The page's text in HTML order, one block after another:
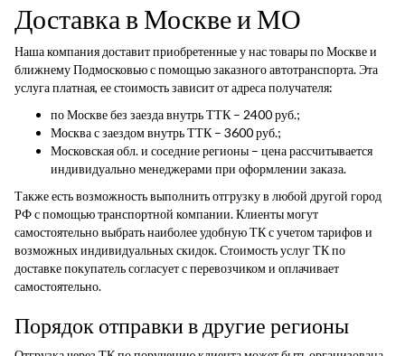
Доставка в Москве и МО
Наша компания доставит приобретенные у нас товары по Москве и
ближнему Подмосковью с помощью заказного автотранспорта. Эта
услуга платная, ее стоимость зависит от адреса получателя:
по Москве без заезда внутрь ТТК – 2400 руб.;
Москва с заездом внутрь ТТК – 3600 руб.;
Московская обл. и соседние регионы – цена рассчитывается
индивидуально менеджерами при оформлении заказа.
Также есть возможность выполнить отгрузку в любой другой город
РФ с помощью транспортной компании. Клиенты могут
самостоятельно выбрать наиболее удобную ТК с учетом тарифов и
возможных индивидуальных скидок. Стоимость услуг ТК по
доставке покупатель согласует с перевозчиком и оплачивает
самостоятельно.
Порядок отправки в другие регионы